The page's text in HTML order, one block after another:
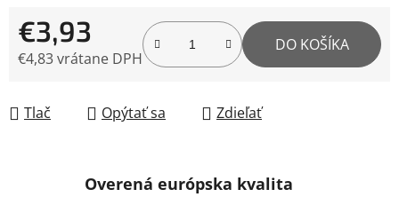
€3,93
€4,83 vrátane DPH
DO KOŠÍKA
Tlač Opýtať sa Zdieľať
Overená európska kvalita